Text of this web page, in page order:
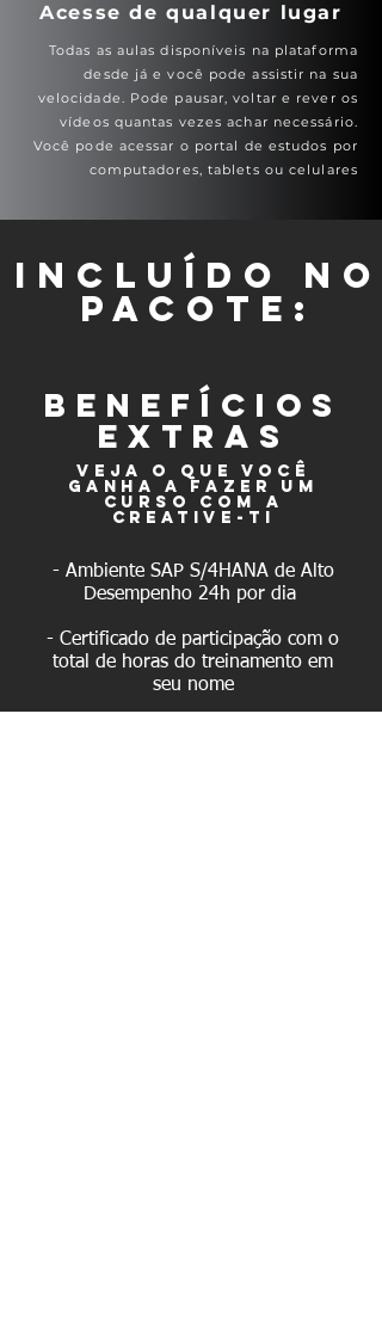
Acesse de qualquer lugar
Todas as aulas disponíveis na plataforma
desde já e você pode assistir na sua
velocidade. Pode pausar, voltar e rever os
vídeos quantas vezes achar necessário.
Você pode acessar o portal de estudos por
computadores, tablets ou celulares
incluído NO
PACOTE:
BENEFÍCIOS
extras
VEJA O QUE VOCÊ
GANHA A FAZER UM
CURSO COM A
CREATIVE-TI
- Ambiente SAP S/4HANA de Alto
Desempenho 24h por dia
- Certificado de participação com o
total de horas do treinamento em
seu nome